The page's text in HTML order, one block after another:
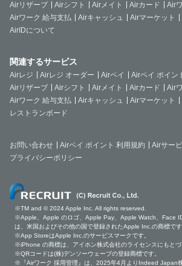
Airリザーブ
Airシフト Airメイト Airカード
Air
Airワーク 給与支払
Airキャッシュ Airマーケット
AirIDについて
関連するサービス
Airレジ Airレジ オーダー Airペイ Airペイ ポイン
Airリザーブ
Airシフト Airメイト Airカード
Air
Airワーク 給与支払
Airキャッシュ Airマーケット
レストランボード
お問い合わせ Airペイ ポイント 利用規約
Airサー
プライバシーポリシー
※TM and © 2024 Apple Inc. All rights reserved.
※Apple、Apple のロゴ、Apple Pay、Apple Watch、Face
は、米国およびその他の国で登録されたApple Inc.の商標です
※App StoreはApple Inc.のサービスマークです。
※iPhone の商標は、アイホン株式会社のライセンスにもとづ
※QRコードは(株)デンソーウェーブの登録商標です。
※『Airワーク 採用管理』は、2025年4月よりIndeed Japan